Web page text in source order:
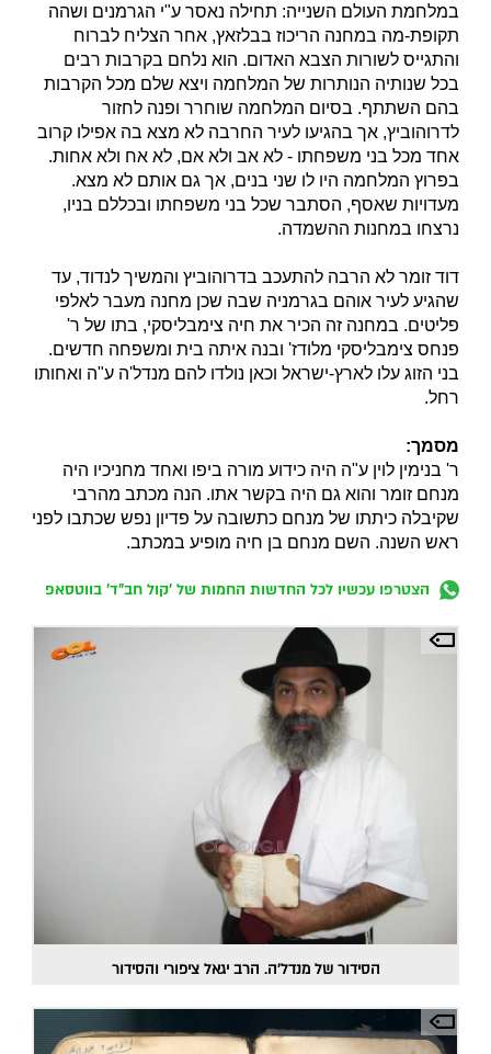
במלחמת העולם השנייה: תחילה נאסר ע"י הגרמנים ושהה
תקופת-מה במחנה הריכוז בבלזאץ, אחר הצליח לברוח
והתגייס לשורות הצבא האדום. הוא נלחם בקרבות רבים
בכל שנותיה הנותרות של המלחמה ויצא שלם מכל הקרבות
בהם השתתף. בסיום המלחמה שוחרר ופנה לחזור
לדרוהוביץ, אך בהגיעו לעיר החרבה לא מצא בה אפילו קרוב
אחד מכל בני משפחתו - לא אב ולא אם, לא אח ולא אחות.
בפרוץ המלחמה היו לו שני בנים, אך גם אותם לא מצא.
מעדויות שאסף, הסתבר שכל בני משפחתו ובכללם בניו,
נרצחו במחנות ההשמדה.
דוד זומר לא הרבה להתעכב בדרוהוביץ והמשיך לנדוד, עד
שהגיע לעיר אוהם בגרמניה שבה שכן מחנה מעבר לאלפי
פליטים. במחנה זה הכיר את חיה צימבליסקי, בתו של ר'
פנחס צימבליסקי מלודז' ובנה איתה בית ומשפחה חדשים.
בני הזוג עלו לארץ-ישראל וכאן נולדו להם מנדל'ה ע"ה ואחותו
רחל.
מסמך:
ר' בנימין לוין ע"ה היה כידוע מורה ביפו ואחד מחניכיו היה
מנחם זומר והוא גם היה בקשר אתו. הנה מכתב מהרבי
שקיבלה כיתתו של מנחם כתשובה על פדיון נפש שכתבו לפני
ראש השנה. השם מנחם בן חיה מופיע במכתב.
הצטרפו עכשיו לכל החדשות החמות של 'קול חב"ד' בווטסאפ
הסידור של מנדל'ה. הרב יגאל ציפורי והסידור